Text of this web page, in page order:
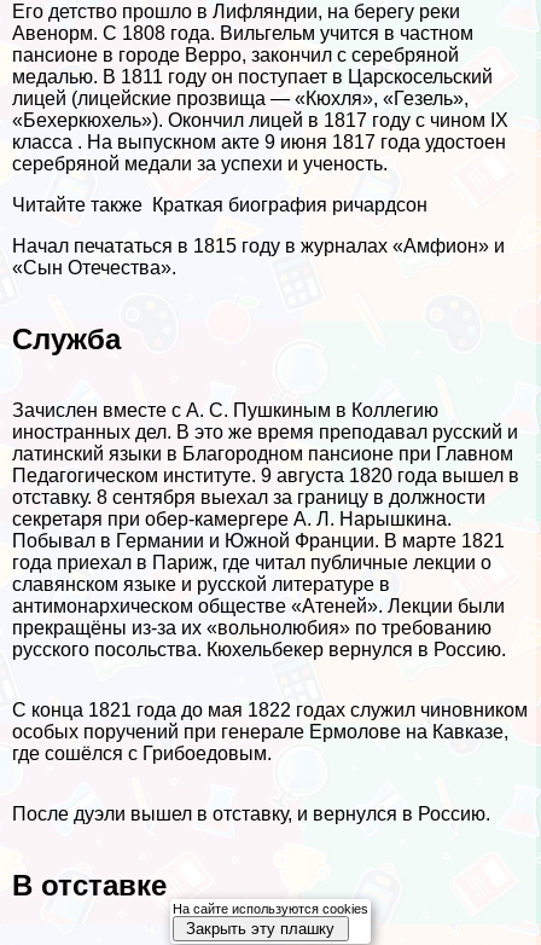
Его детство прошло в Лифляндии, на берегу реки
Авенорм. С 1808 года. Вильгельм учится в частном
пансионе в городе Верро, закончил с серебряной
медалью. В 1811 году он поступает в Царскосельский
лицей (лицейские прозвища — «Кюхля», «Гезель»,
«Бехеркюхель»). Окончил лицей в 1817 году с чином IХ
класса . На выпускном акте 9 июня 1817 года удостоен
серебряной медали за успехи и ученость.
Читайте также Краткая биография ричардсон
Начал печататься в 1815 году в журналах «Амфион» и
«Сын Отечества».
Служба
Зачислен вместе с А. С. Пушкиным в Коллегию
иностранных дел. В это же время преподавал русский и
латинский языки в Благородном пансионе при Главном
Педагогическом институте. 9 августа 1820 года вышел в
отставку. 8 сентября выехал за границу в должности
секретаря при обер-камергере А. Л. Нарышкина.
Побывал в Германии и Южной Франции. В марте 1821
года приехал в Париж, где читал публичные лекции о
славянском языке и русской литературе в
антимонархическом обществе «Атеней». Лекции были
прекращёны из-за их «вольнолюбия» по требованию
русского посольства. Кюхельбекер вернулся в Россию.
С конца 1821 года до мая 1822 годах служил чиновником
особых поручений при генерале Ермолове на Кавказе,
где сошёлся с Грибоедовым.
После дуэли вышел в отставку, и вернулся в Россию.
В отставке
На сайте используются cookies
Закрыть эту плашку